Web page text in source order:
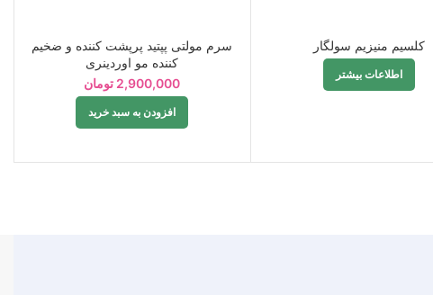
کلسیم منیزیم سولگار
اطلاعات بیشتر
سرم مولتی پپتید پرپشت کننده و ضخیم
کننده مو اوردینری
2,900,000 تومان
افزودن به سبد خرید